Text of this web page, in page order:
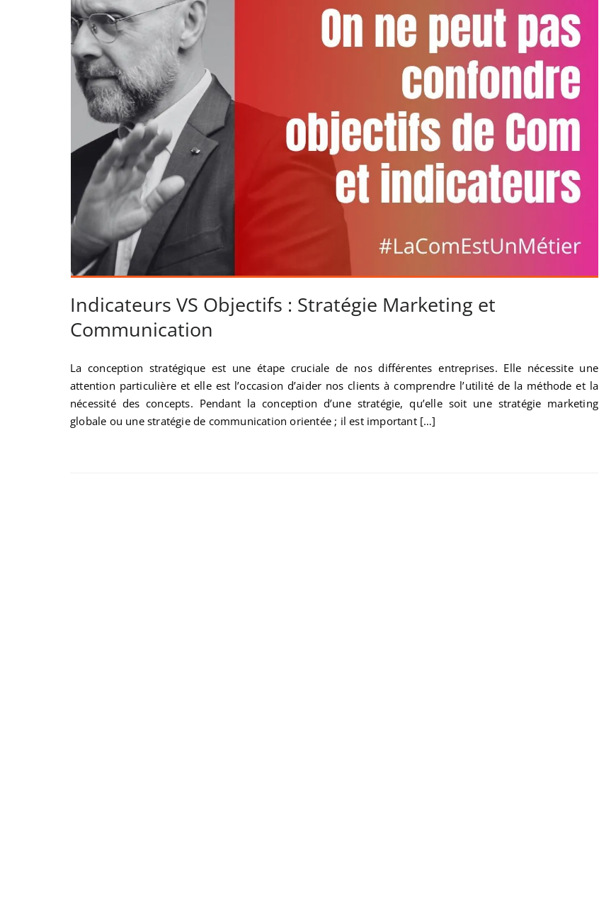
Indicateurs VS Objectifs : Stratégie Marketing et
Communication
La conception stratégique est une étape cruciale de nos différentes entreprises. Elle nécessite une
attention particulière et elle est l’occasion d’aider nos clients à comprendre l’utilité de la méthode et la
nécessité des concepts. Pendant la conception d’une stratégie, qu’elle soit une stratégie marketing
globale ou une stratégie de communication orientée ; il est important […]